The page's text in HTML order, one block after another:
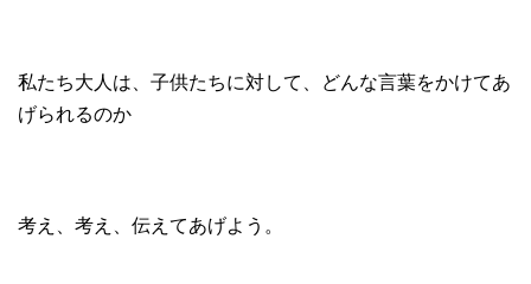
私たち大人は、子供たちに対して、どんな言葉をかけてあ
げられるのか
考え、考え、伝えてあげよう。